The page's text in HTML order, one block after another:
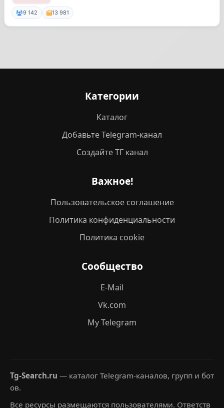
9 142 13 981
Категории
Каталог
Добавьте Telegram-канал
Создайте ТГ канал
Важное!
Пользовательское соглашение
Политика конфиденциальности
Политика cookie
Сообщество
E-Mail
Vk.com
My Telegram
Tg-Search.ru — каталог Telegram-каналов, групп и бот
ов.
Все ресурсы размещаются пользователями. Ответств